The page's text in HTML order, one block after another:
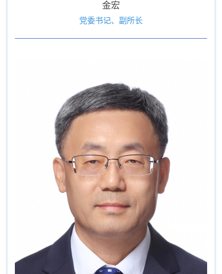
金宏
党委书记、副所长